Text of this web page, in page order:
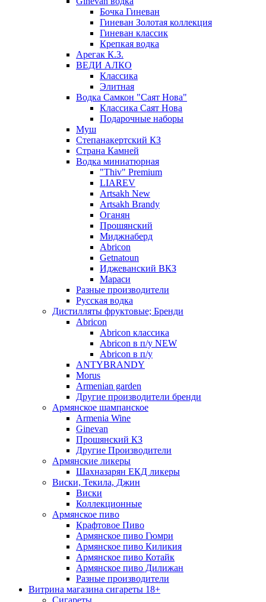
Бочка Гиневан
Гиневан Золотая коллекция
Гиневан классик
Крепкая водка
Арегак К.З.
ВЕДИ АЛКО
Классика
Элитная
Водка Самкон "Саят Нова"
Классика Саят Нова
Подарочные наборы
Муш
Степанакертский КЗ
Страна Камней
Водка миниатюрная
"Thiv" Premium
LIAREV
Artsakh New
Artsakh Brandy
Оганян
Прошянский
Миджнаберд
Abricon
Getnatoun
Иджеванский ВКЗ
Мараси
Разные производители
Русская водка
Дистилляты фруктовые; Бренди
Abricon
Abricon классика
Abricon в п/у NEW
Abricon в п/у
ANTYBRANDY
Morus
Armenian garden
Другие производители бренди
Армянское шампанское
Armenia Wine
Ginevan
Прошянский КЗ
Другие Производители
Армянские ликеры
Шахназарян ЕКД ликеры
Виски, Текила, Джин
Виски
Коллекционные
Армянское пиво
Крафтовое Пиво
Армянское пиво Гюмри
Армянское пиво Киликия
Армянское пиво Котайк
Армянское пиво Дилижан
Разные производители
Витрина магазина сигареты 18+
Cигареты